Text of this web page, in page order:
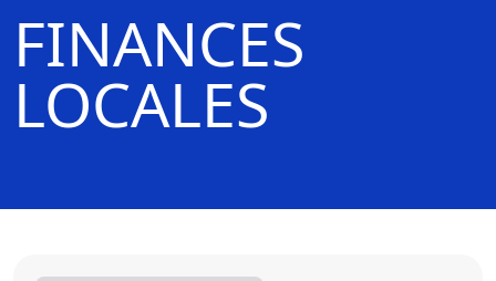
FINANCES
LOCALES